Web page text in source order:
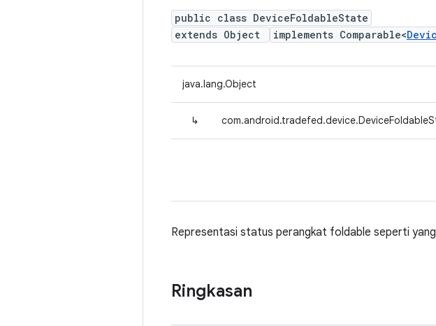
public class DeviceFoldableState
extends Object
implements Comparable<
java.lang.Object
↳
Representasi status perangkat foldable seperti
Ringkasan